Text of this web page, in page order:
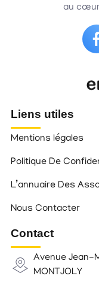
au cœur
Liens utiles
Mentions légales
Politique De
L’annuaire Des
Nous Contacter
Contact
Avenue Jean-
MONTJOLY